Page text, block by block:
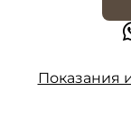
Показания